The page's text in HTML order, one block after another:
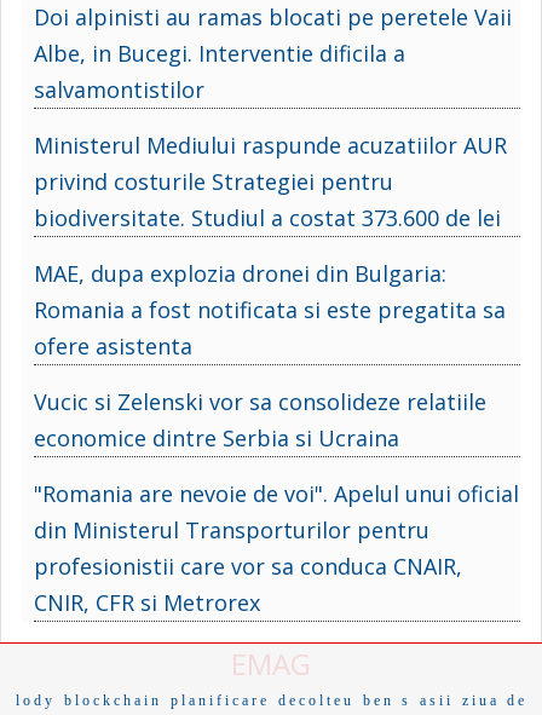
Doi alpinisti au ramas blocati pe peretele Vaii
Albe, in Bucegi. Interventie dificila a
salvamontistilor
Ministerul Mediului raspunde acuzatiilor AUR
privind costurile Strategiei pentru
biodiversitate. Studiul a costat 373.600 de lei
MAE, dupa explozia dronei din Bulgaria:
Romania a fost notificata si este pregatita sa
ofere asistenta
Vucic si Zelenski vor sa consolideze relatiile
economice dintre Serbia si Ucraina
"Romania are nevoie de voi". Apelul unui oficial
din Ministerul Transporturilor pentru
profesionistii care vor sa conduca CNAIR,
CNIR, CFR si Metrorex
EMAG
lody blockchain planificare decolteu ben s asii
ziua de